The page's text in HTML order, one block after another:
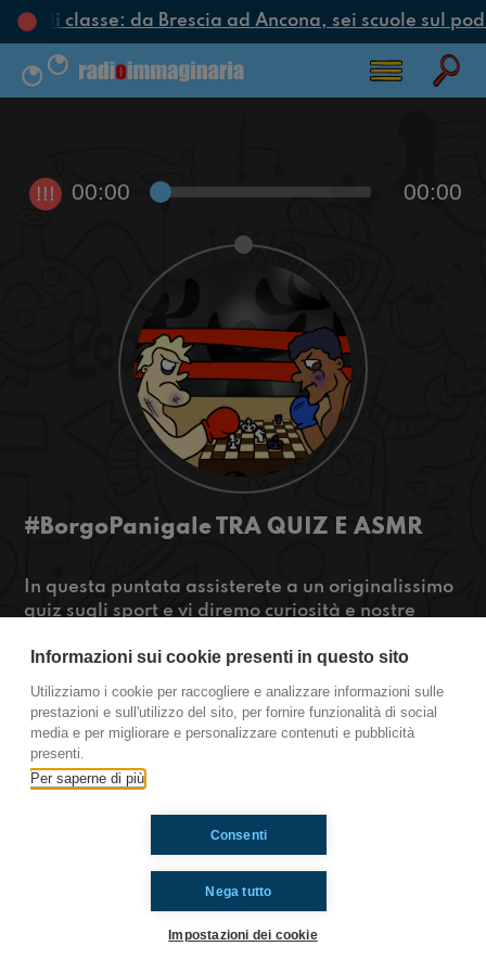
di classe: da Brescia ad Ancona, sei scuole sul
!!! 00:00 00:00
#BorgoPanigale TRA QUIZ E ASMR
In questa puntata assisterete a un originalissimo
quiz sugli sport e vi diremo curiosità e nostre
Se siete curiosi cliccate play!
https://www.radioimmaginaria.it
Borgo Panigale
Ti è piaciuto? Condividilo!
Informazioni sui cookie presenti in questo sito
Utilizziamo i cookie per raccogliere e analizzare informazioni sulle
prestazioni e sull'utilizzo del sito, per fornire funzionalità di social
media e per migliorare e personalizzare contenuti e pubblicità
presenti.
Per saperne di più
Nega tutto
Consenti
Impostazioni dei cookie